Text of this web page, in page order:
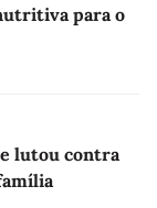
para o
lutou contra